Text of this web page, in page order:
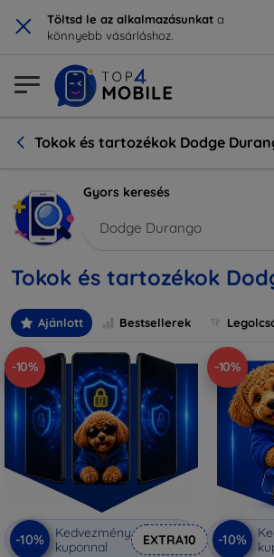
× Töltsd le az alkalmazásunkat a
könnyebb vásárláshoz.
Tokok és tartozékok Dodge
Gyors keresés
Dodge Durango
Tokok és tartozékok
Ajánlott Bestsellerek
-10%
-10%
Kedvezmény
kuponnal
EXTRA10
-10%
-10%